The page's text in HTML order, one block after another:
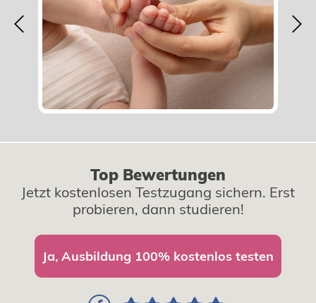
Integration von Atemtechniken zur
Unterstützung der Massage
Übungen zur Förderung der Entspannung und
Bindung
Wir freuen uns darauf, Sie und Ihre Familie in unserem
Workshop begrüßen zu dürfen!
Previous
Top Bewertungen
Jetzt kostenlosen Testzugang sichern. Erst
probieren, dann studieren!
Ja, Ausbildung 100% kostenlos testen